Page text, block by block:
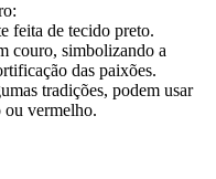
feita de tecido preto.
couro, simbolizando a
das paixões.
tradições, podem usar
ou vermelho.